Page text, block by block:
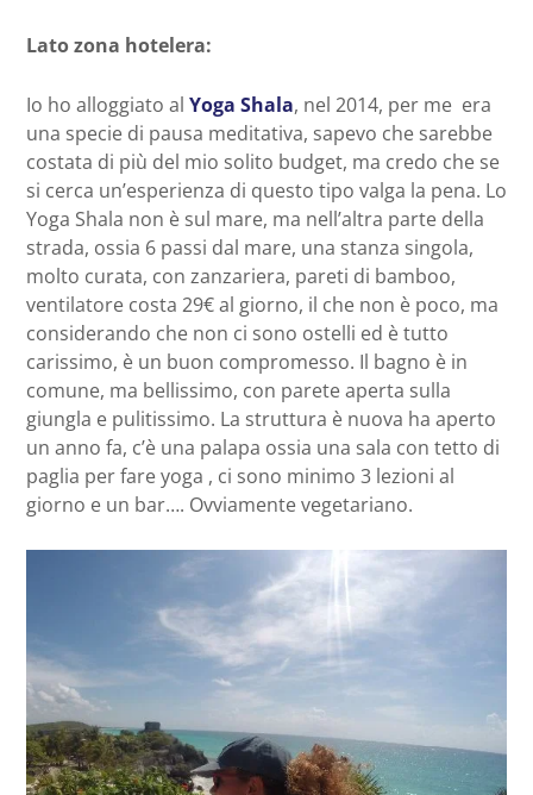
Lato zona hotelera:
Io ho alloggiato al Yoga Shala, nel 2014, per me era
una specie di pausa meditativa, sapevo che sarebbe
costata di più del mio solito budget, ma credo che se
si cerca un’esperienza di questo tipo valga la pena. Lo
Yoga Shala non è sul mare, ma nell’altra parte della
strada, ossia 6 passi dal mare, una stanza singola,
molto curata, con zanzariera, pareti di bamboo,
ventilatore costa 29€ al giorno, il che non è poco, ma
considerando che non ci sono ostelli ed è tutto
carissimo, è un buon compromesso. Il bagno è in
comune, ma bellissimo, con parete aperta sulla
giungla e pulitissimo. La struttura è nuova ha aperto
un anno fa, c’è una palapa ossia una sala con tetto di
paglia per fare yoga , ci sono minimo 3 lezioni al
giorno e un bar…. Ovviamente vegetariano.